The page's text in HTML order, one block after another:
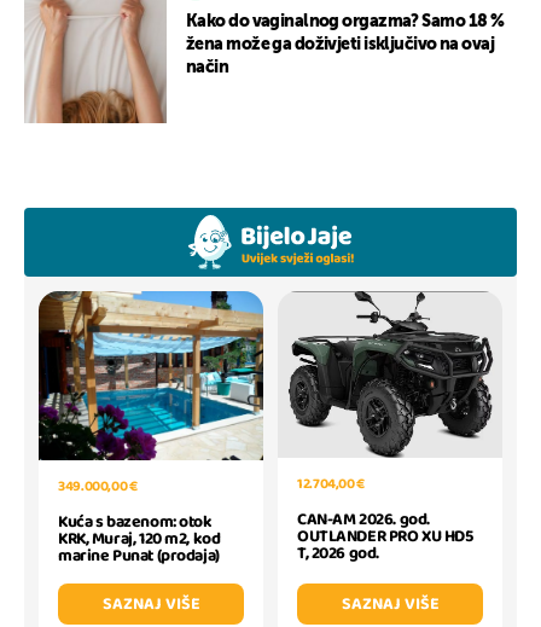
Kako do vaginalnog orgazma? Samo 18 %
žena može ga doživjeti isključivo na ovaj
način
349.000,00 €
Kuća s bazenom: otok
KRK, Muraj, 120 m2, kod
marine Punat (prodaja)
SAZNAJ VIŠE
12.704,00 €
CAN-AM 2026. god.
OUTLANDER PRO XU HD5
T, 2026 god.
SAZNAJ VIŠE